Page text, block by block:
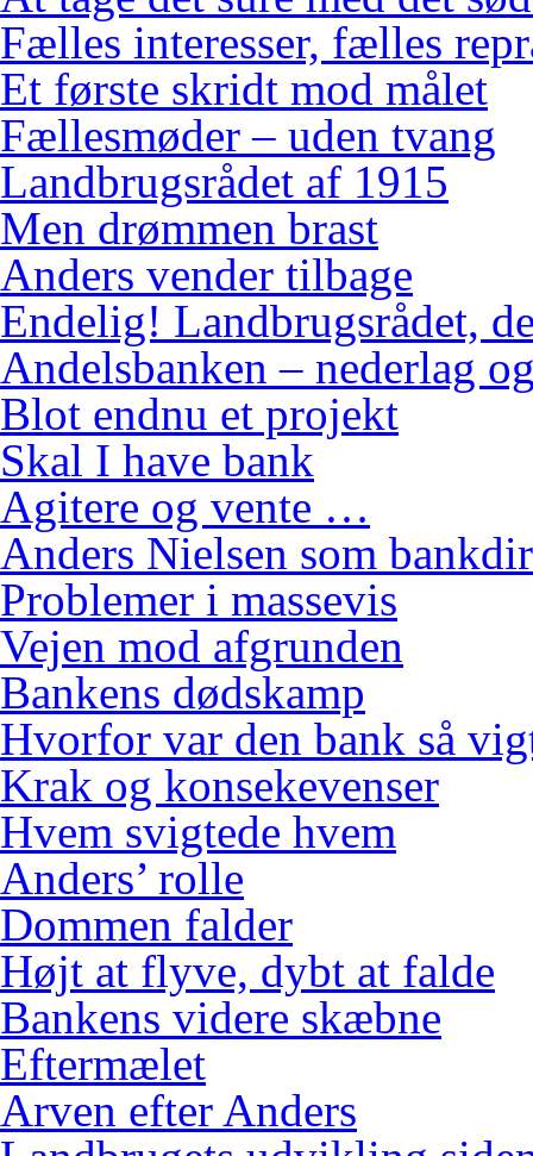
Fælles interesser, fælles
Et første skridt mod målet
Fællesmøder – uden tvang
Landbrugsrådet af 1915
Men drømmen brast
Anders vender tilbage
Endelig! Landbrugsrådet,
Andelsbanken – nederlag
Blot endnu et projekt
Skal I have bank
Agitere og vente …
Anders Nielsen som
Problemer i massevis
Vejen mod afgrunden
Bankens dødskamp
Hvorfor var den bank så
Krak og konsekevenser
Hvem svigtede hvem
Anders’ rolle
Dommen falder
Højt at flyve, dybt at falde
Bankens videre skæbne
Eftermælet
Arven efter Anders